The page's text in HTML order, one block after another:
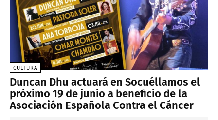
CULTURA
Duncan Dhu actuará en Socuéllamos el
próximo 19 de junio a beneficio de la
Asociación Española Contra el Cáncer